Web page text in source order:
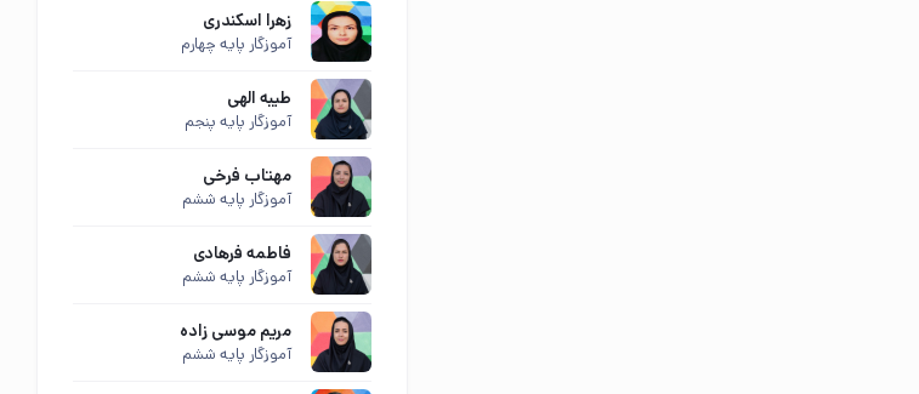
زهرا اسکندری
آموزگار پایه چهارم
طیبه الهی
آموزگار پایه پنجم
مهتاب فرخی
آموزگار پایه ششم
فاطمه فرهادی
آموزگار پایه ششم
مریم موسی زاده
آموزگار پایه ششم